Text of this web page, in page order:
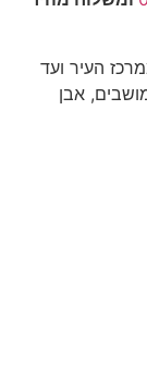
העיר ועד
אבן